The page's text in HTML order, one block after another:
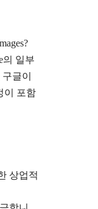
의 일부
글이
이 포함
상업적